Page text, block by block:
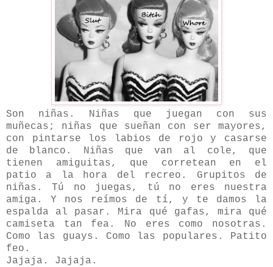
Son niñas. Niñas que juegan con sus
muñecas; niñas que sueñan con ser mayores,
con pintarse los labios de rojo y casarse
de blanco. Niñas que van al cole, que
tienen amiguitas, que corretean en el
patio a la hora del recreo. Grupitos de
niñas. Tú no juegas, tú no eres nuestra
amiga. Y nos reímos de tí, y te damos la
espalda al pasar. Mira qué gafas, mira qué
camiseta tan fea. No eres como nosotras.
Como las guays. Como las populares. Patito
feo.
Jajaja. Jajaja.